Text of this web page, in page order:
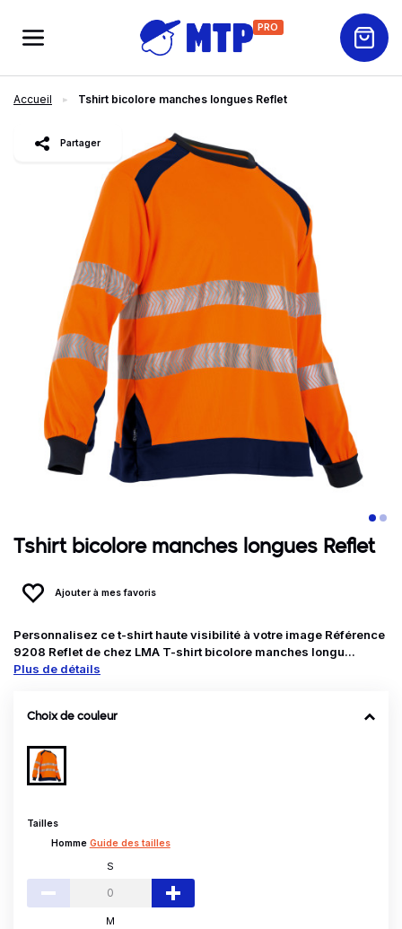
PRO
Accueil Tshirt bicolore manches longues Reflet
Tshirt bicolore manches longues Reflet
Ajouter à mes favoris
Personnalisez ce t-shirt haute visibilité à votre image Référence
9208 Reflet de chez LMA T-shirt bicolore manches longu...
Plus de détails
Choix de couleur
Tailles
Homme Guide des tailles
S
M
Partager
slide1